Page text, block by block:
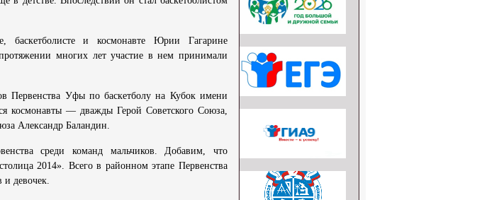
баскетболисте и космонавте Юрии Гагарине
многих лет участие в нем принимали
Первенства Уфы по баскетболу на Кубок имени
космонавты — дважды Герой Советского Союза,
Александр Баландин.
среди команд мальчиков. Добавим, что
2014». Всего в районном этапе Первенства
и девочек.